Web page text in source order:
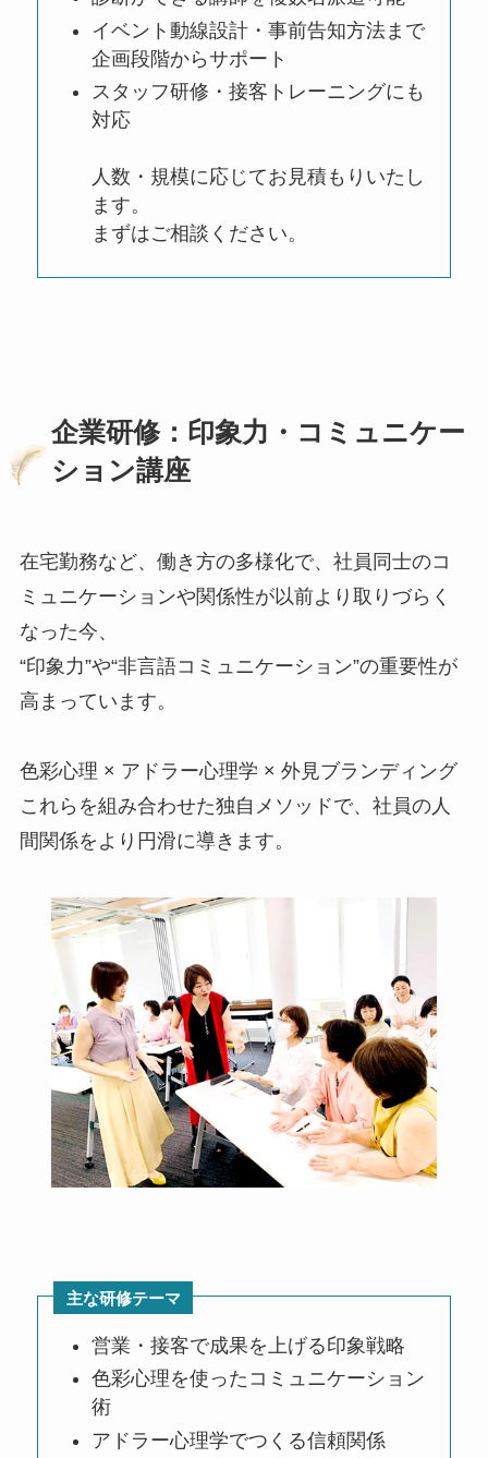
イベント動線設計・事前告知方法まで
企画段階からサポート
スタッフ研修・接客トレーニングにも
対応
人数・規模に応じてお見積もりいたし
ます。
まずはご相談ください。
企業研修：印象力・コミュニケー
ション講座
在宅勤務など、働き方の多様化で、社員同士のコ
ミュニケーションや関係性が以前より取りづらく
なった今、
“印象力”や“非言語コミュニケーション”の重要性が
高まっています。
色彩心理 × アドラー心理学 × 外見ブランディング
これらを組み合わせた独自メソッドで、社員の人
間関係をより円滑に導きます。
主な研修テーマ
営業・接客で成果を上げる印象戦略
色彩心理を使ったコミュニケーション
術
アドラー心理学でつくる信頼関係